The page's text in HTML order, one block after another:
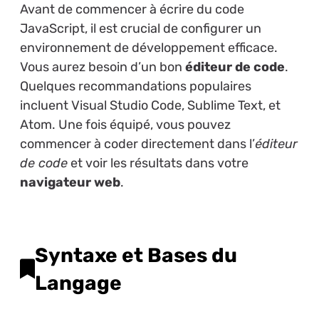
Avant de commencer à écrire du code
JavaScript, il est crucial de configurer un
environnement de développement efficace.
Vous aurez besoin d’un bon éditeur de code.
Quelques recommandations populaires
incluent Visual Studio Code, Sublime Text, et
Atom. Une fois équipé, vous pouvez
commencer à coder directement dans l’éditeur
de codeet voir les résultats dans votre
navigateur web.
Syntaxe et Bases du
Langage